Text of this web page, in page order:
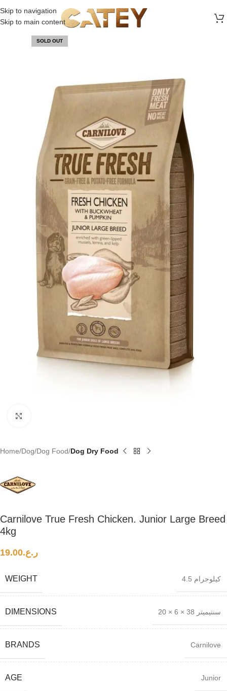
Skip to navigation
Skip to main content
SOLD OUT
Home Dog Dog Food Dog Dry Food
Carnilove True Fresh Chicken. Junior Large Breed
4kg
ر.ع.19.00
WEIGHT 4.5 كيلوجرام
DIMENSIONS 20 × 6 × 38 سنتيميتر
BRANDS Carnilove
AGE Junior